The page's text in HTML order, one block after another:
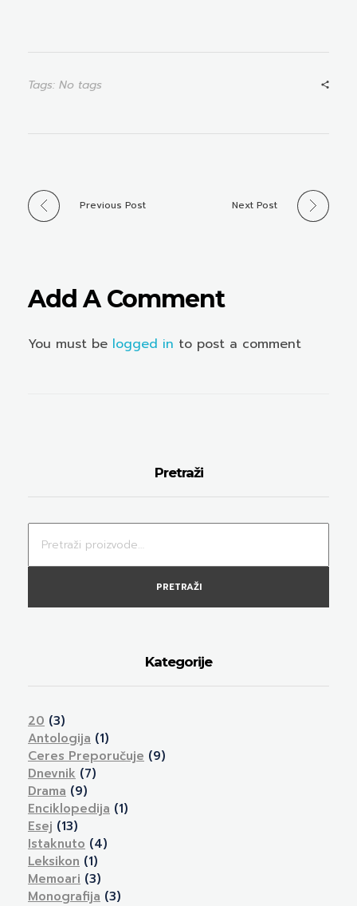
Tags: No tags
Previous Post Next Post
Add A Comment
You must be logged in to post a comment
Pretraži
PRETRAŽI
Kategorije
20 (3)
Antologija (1)
Ceres Preporučuje (9)
Dnevnik (7)
Drama (9)
Enciklopedija (1)
Esej (13)
Istaknuto (4)
Leksikon (1)
Memoari (3)
Monografija (3)